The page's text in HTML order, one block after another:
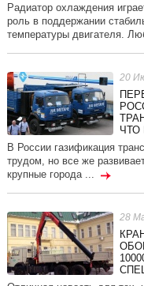
Радиатор охлаждения
роль в поддержании
температуры двигателя.
20
ЧТО
В России газификация
трудом, но все же
крупные города ...
28